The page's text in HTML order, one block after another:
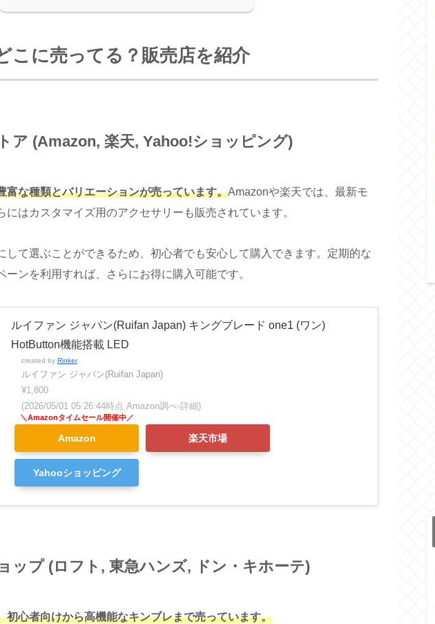
こに売ってる？販売店を紹介
ア (Amazon, 楽天, Yahoo!ショッピング)
富な種類とバリエーションが売っています。Amazonや楽天では、最新モ
にはカスタマイズ用のアクセサリーも販売されています。
して選ぶことができるため、初心者でも安心して購入できます。定期的な
ーンを利用すれば、さらにお得に購入可能です。
ルイファン ジャパン(Ruifan Japan) キングブレード one1 (ワン)
HotButton機能搭載 LED
created by Rinker
ルイファン ジャパン(Ruifan Japan)
¥1,800
(2026/05/01 05:26:44時点 Amazon調べ-詳細)
Amazon 楽天市場
Yahooショッピング
ップ (ロフト, 東急ハンズ, ドン・キホーテ)
初心者向けから高機能なキンブレまで売っています。